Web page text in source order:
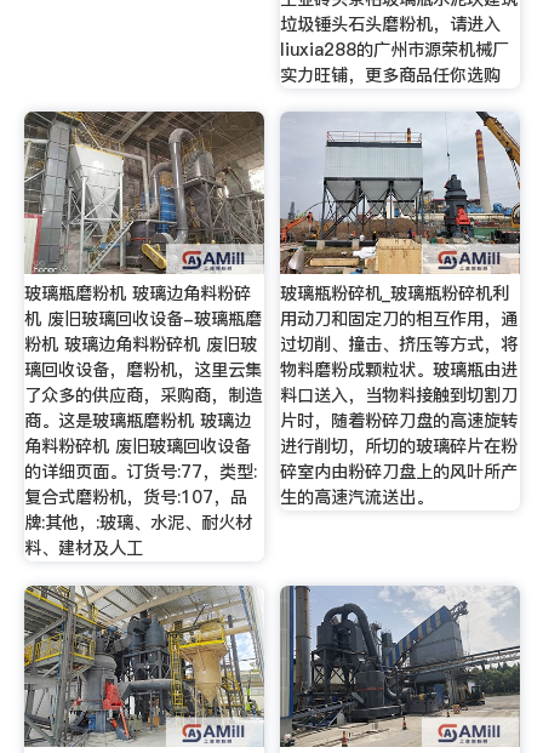
垃圾锤头石头磨粉机，请进入
liuxia288的广州市源荣机械厂
实力旺铺，更多商品任你选购
玻璃瓶磨粉机 玻璃边角料粉碎
机 废旧玻璃回收设备-玻璃瓶磨
粉机 玻璃边角料粉碎机 废旧玻
璃回收设备，磨粉机，这里云集
了众多的供应商，采购商，制造
商。这是玻璃瓶磨粉机 玻璃边
角料粉碎机 废旧玻璃回收设备
的详细页面。订货号:77，类型:
复合式磨粉机，货号:107，品
牌:其他，:玻璃、水泥、耐火材
料、建材及人工
玻璃瓶粉碎机_玻璃瓶粉碎机利
用动刀和固定刀的相互作用，通
过切削、撞击、挤压等方式，将
物料磨粉成颗粒状。玻璃瓶由进
料口送入，当物料接触到切割刀
片时，随着粉碎刀盘的高速旋转
进行削切，所切的玻璃碎片在粉
碎室内由粉碎刀盘上的风叶所产
生的高速汽流送出。